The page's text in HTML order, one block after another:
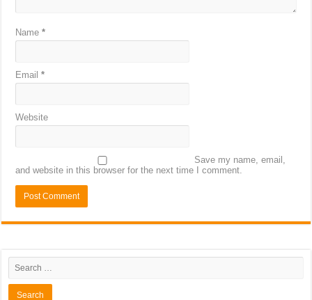
Name*
Email*
Website
Save my name, email,
and website in this browser for the next time I comment.